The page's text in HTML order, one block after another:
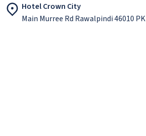
Hotel Crown City
Main Murree Rd Rawalpindi 46010 PK